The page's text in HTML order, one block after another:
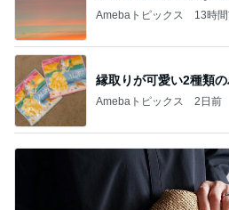
Amebaトピックス 13時
縁取りが可愛い2種類
Amebaトピックス 2日前